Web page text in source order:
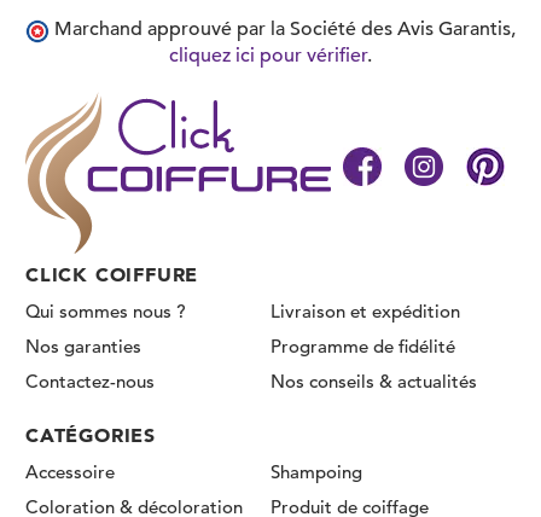
CLICK COIFFURE
Qui sommes nous ?
Livraison et expédition
Nos garanties
Programme de fidélité
Contactez-nous
Nos conseils & actualités
CATÉGORIES
Accessoire
Coloration & décoloration
Shampoing
Produit de coiffage
Marchand approuvé par la Société des Avis Garantis,
cliquez ici pour vérifier.